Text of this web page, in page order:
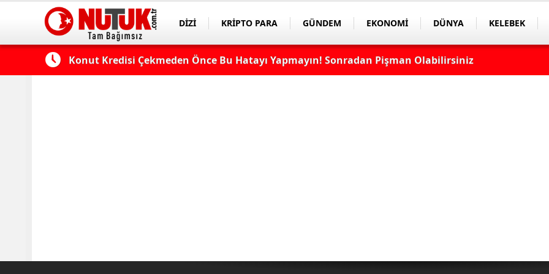
DİZİ KRİPTO PARA GÜNDEM EKONOMİ DÜNYA KELEBEK
Edilmeli? Konut Kredisi Çekmeden Önce Bu Hatayı Yapmayın! Sonradan Pişman Olabilirsiniz